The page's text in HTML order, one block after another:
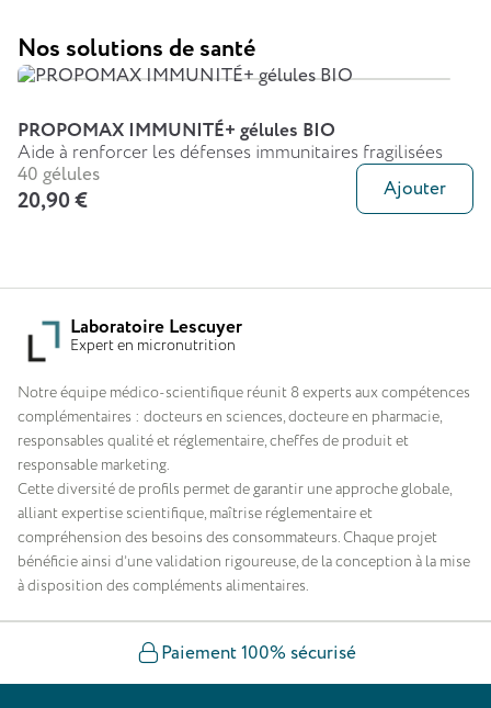
Nos solutions de santé
PROPOMAX IMMUNITÉ+ gélules BIO
Aide à renforcer les défenses immunitaires fragilisées
40 gélules
20,90 € Ajouter
Laboratoire Lescuyer
Expert en micronutrition
Notre équipe médico-scientifique réunit 8 experts aux compétences
complémentaires : docteurs en sciences, docteure en pharmacie,
responsables qualité et réglementaire, cheffes de produit et
responsable marketing.
Cette diversité de profils permet de garantir une approche globale,
alliant expertise scientifique, maîtrise réglementaire et
compréhension des besoins des consommateurs. Chaque projet
bénéficie ainsi d’une validation rigoureuse, de la conception à la mise
à disposition des compléments alimentaires.
Paiement 100% sécurisé